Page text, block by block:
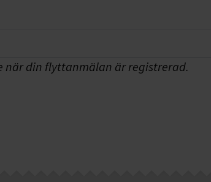
när din flyttanmälan är registrerad.